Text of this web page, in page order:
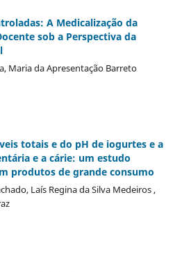
A Medicalização da
sob a Perspectiva da
Maria da Apresentação Barreto
totais e do pH de iogurtes e a
e a cárie: um estudo
produtos de grande consumo
Laís Regina da Silva Medeiros ,